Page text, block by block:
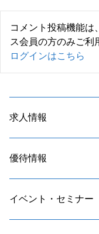
コメント投稿機能は
ス会員の方のみご利
ログインはこちら
求人情報
優待情報
イベント・セミナー